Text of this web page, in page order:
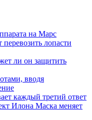
на Марс
лопасти
ли он защитить
вводя
каждый третий ответ
Илона Маска меняет